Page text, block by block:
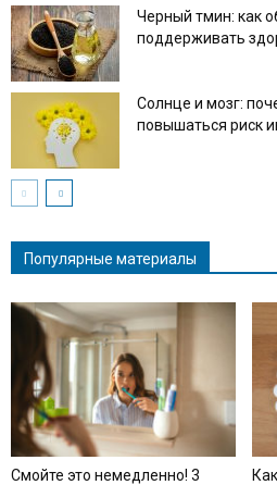
Черный тмин: как
поддерживать
Солнце и мозг:
повышаться риск
Популярные материалы
Смойте это немедленно! 3